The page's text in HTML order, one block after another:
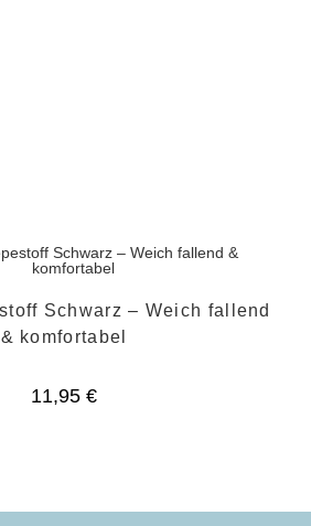
Schwarz – Weich fallend
& komfortabel
11,95 €